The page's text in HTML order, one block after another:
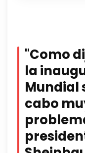
"Como
la
Mundial
cabo